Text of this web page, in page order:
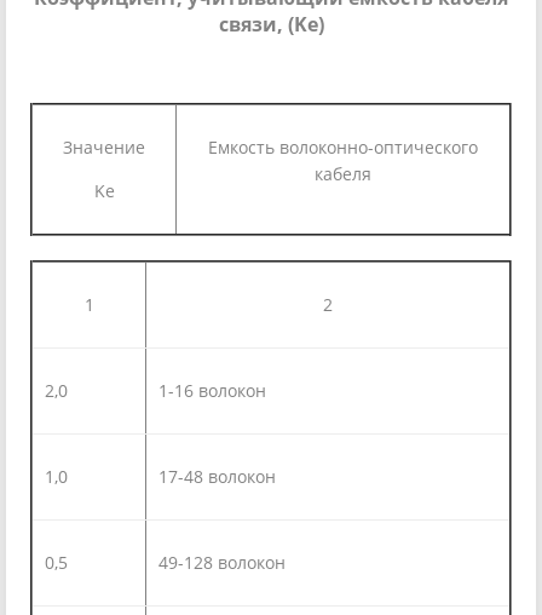
связи, (Ke)
Значение
Ke
Емкость волоконно-оптического
кабеля
1 2
2,0 1-16 волокон
1,0 17-48 волокон
0,5 49-128 волокон